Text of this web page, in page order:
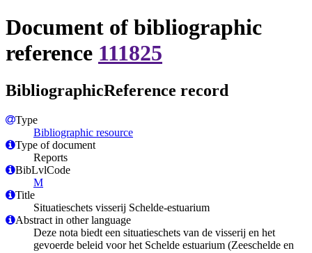
Document of bibliographic
reference 111825
BibliographicReference record
Type
Bibliographic resource
Type of document
Reports
BibLvlCode
M
Title
Situatieschets visserij Schelde-estuarium
Abstract in other language
Deze nota biedt een situatieschets van de visserij en het
gevoerde beleid voor het Schelde estuarium (Zeeschelde en